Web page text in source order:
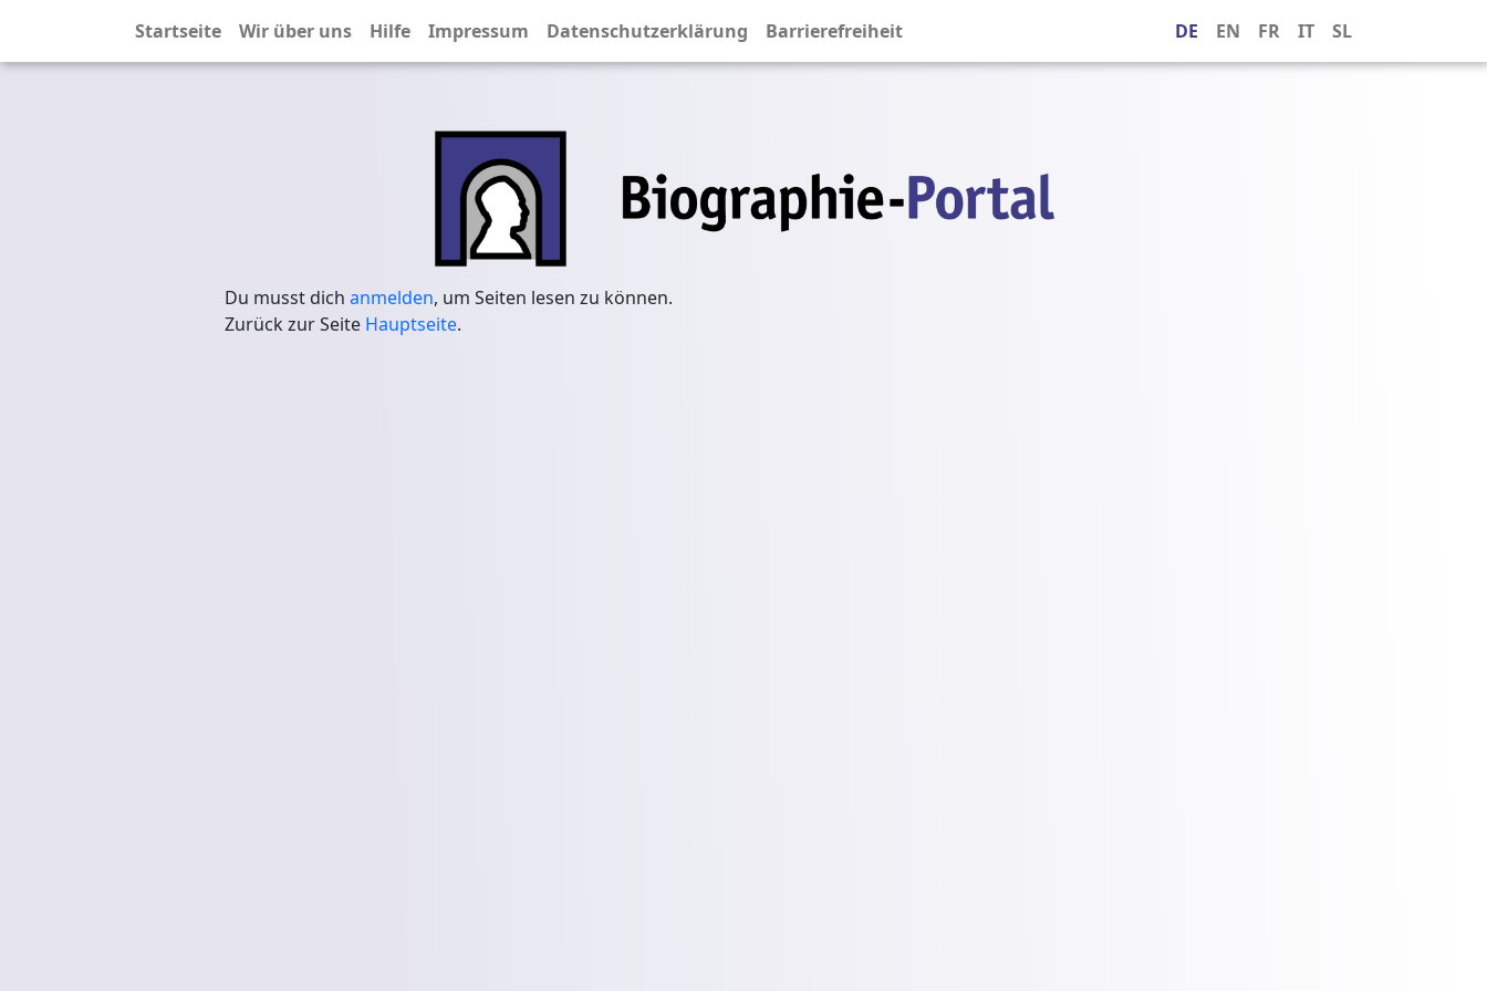
Startseite Wir über uns Hilfe Impressum Datenschutzerklärung Barrierefreiheit DE EN FR IT SL
Du musst dich anmelden, um Seiten lesen zu können.
Zurück zur Seite Hauptseite.